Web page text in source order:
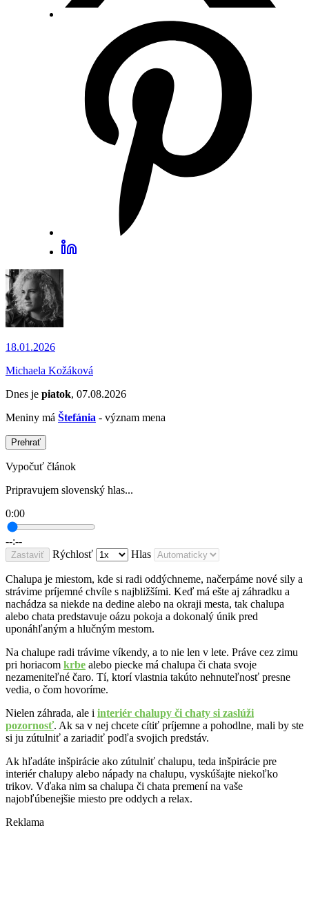
18.01.2026
Michaela Kožáková
Dnes je piatok, 07.08.2026
Meniny má Štefánia - význam mena
Prehrať
Vypočuť článok
Pripravujem slovenský hlas...
0:00
--:--
Zastaviť Rýchlosť Hlas
Chalupa je miestom, kde si radi oddýchneme, načerpáme nové sily a
strávime príjemné chvíle s najbližšími. Keď má ešte aj záhradku a
nachádza sa niekde na dedine alebo na okraji mesta, tak chalupa
alebo chata predstavuje oázu pokoja a dokonalý únik pred
uponáhľaným a hlučným mestom.
Na chalupe radi trávime víkendy, a to nie len v lete. Práve cez zimu
pri horiacom krbe alebo piecke má chalupa či chata svoje
nezameniteľné čaro. Tí, ktorí vlastnia takúto nehnuteľnosť presne
vedia, o čom hovoríme.
Nielen záhrada, ale i interiér chalupy či chaty si zaslúži
pozornosť. Ak sa v nej chcete cítiť príjemne a pohodlne, mali by ste
si ju zútulniť a zariadiť podľa svojich predstáv.
Ak hľadáte inšpirácie ako zútulniť chalupu, teda inšpirácie pre
interiér chalupy alebo nápady na chalupu, vyskúšajte niekoľko
trikov. Vďaka nim sa chalupa či chata premení na vaše
najobľúbenejšie miesto pre oddych a relax.
Reklama